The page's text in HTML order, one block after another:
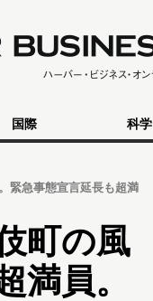
国際 科学
緊急事態宣言延長も超満
町の風
員。